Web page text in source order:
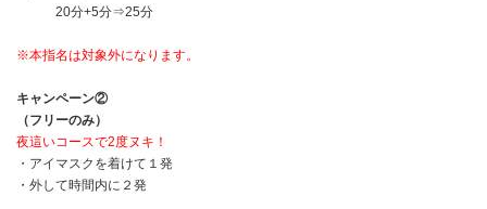
20分+5分⇒25分
※本指名は対象外になります。
キャンペーン②
（フリーのみ）
夜這いコースで2度ヌキ！
・アイマスクを着けて１発
・外して時間内に２発